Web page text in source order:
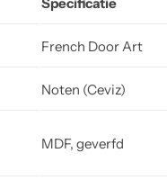
French Door Art
Noten (Ceviz)
MDF, geverfd